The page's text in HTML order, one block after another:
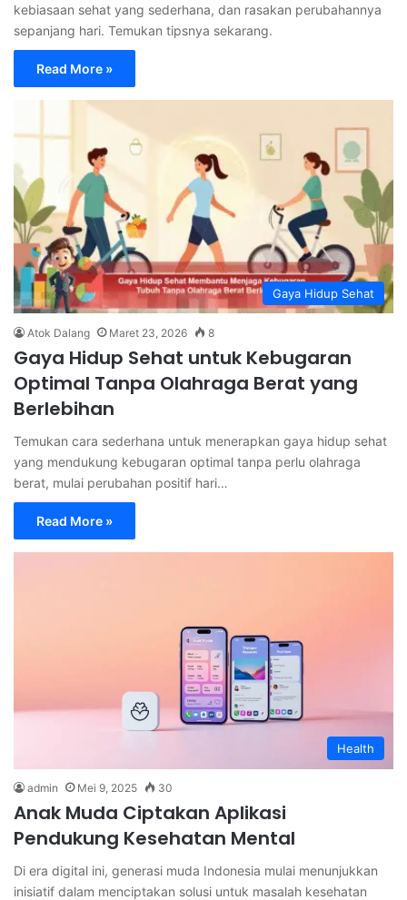
kebiasaan sehat yang sederhana, dan rasakan perubahannya
sepanjang hari. Temukan tipsnya sekarang.
Read More »
Gaya Hidup Sehat
Atok Dalang Maret 23, 2026 8
Gaya Hidup Sehat untuk Kebugaran
Optimal Tanpa Olahraga Berat yang
Berlebihan
Temukan cara sederhana untuk menerapkan gaya hidup sehat
yang mendukung kebugaran optimal tanpa perlu olahraga
berat, mulai perubahan positif hari…
Read More »
Health
admin Mei 9, 2025 30
Anak Muda Ciptakan Aplikasi
Pendukung Kesehatan Mental
Di era digital ini, generasi muda Indonesia mulai menunjukkan
inisiatif dalam menciptakan solusi untuk masalah kesehatan